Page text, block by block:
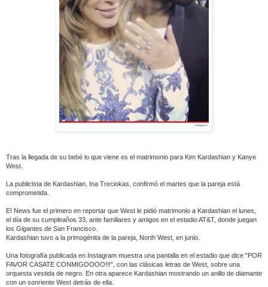
Tras la llegada de su bebé lo que viene es el matrimonio para Kim Kardashian y Kanye
West.
La publicista de Kardashian, Ina Treciokas, confirmó el martes que la pareja está
comprometida.
E! News fue el primero en reportar que West le pidió matrimonio a Kardashian el lunes,
el día de su cumpleaños 33, ante familiares y amigos en el estadio AT&T, donde juegan
los Gigantes de San Francisco.
Kardashian tuvo a la primogénita de la pareja, North West, en junio.
Una fotografía publicada en Instagram muestra una pantalla en el estadio que dice "POR
FAVOR CASATE CONMIGOOOO!!!", con las clásicas letras de West, sobre una
orquesta vestida de negro. En otra aparece Kardashian mostrando un anillo de diamante
con un sonriente West detrás de ella.